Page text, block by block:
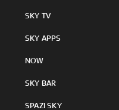
SKY TV
SKY APPS
NOW
SKY BAR
SPAZI SKY